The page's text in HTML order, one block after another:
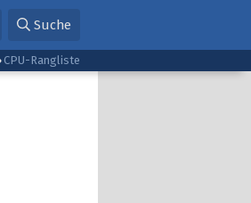
Suche
CPU-Rangliste